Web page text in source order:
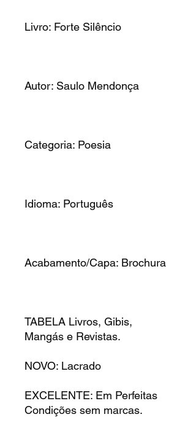
Livro: Forte Silêncio
Autor: Saulo Mendonça
Categoria: Poesia
Idioma: Português
Acabamento/Capa: Brochura
TABELA Livros, Gibis,
Mangás e Revistas.
NOVO: Lacrado
EXCELENTE: Em Perfeitas
Condições sem marcas.